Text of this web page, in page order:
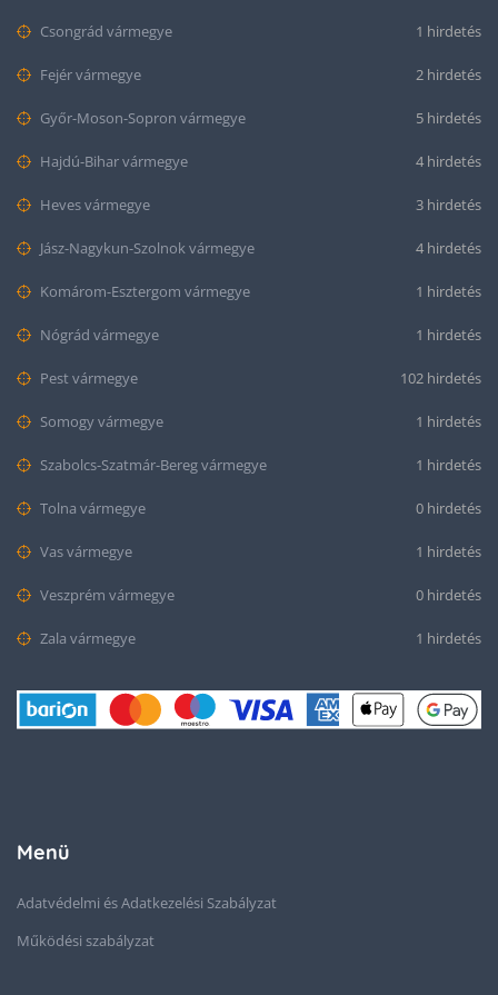
Csongrád vármegye 1 hirdetés
Fejér vármegye 2 hirdetés
Győr-Moson-Sopron vármegye 5 hirdetés
Hajdú-Bihar vármegye 4 hirdetés
Heves vármegye 3 hirdetés
Jász-Nagykun-Szolnok vármegye 4 hirdetés
Komárom-Esztergom vármegye 1 hirdetés
Nógrád vármegye 1 hirdetés
Pest vármegye 102 hirdetés
Somogy vármegye 1 hirdetés
Szabolcs-Szatmár-Bereg vármegye 1 hirdetés
Tolna vármegye 0 hirdetés
Vas vármegye 1 hirdetés
Veszprém vármegye 0 hirdetés
Zala vármegye 1 hirdetés
Menü
Adatvédelmi és Adatkezelési Szabályzat
Működési szabályzat